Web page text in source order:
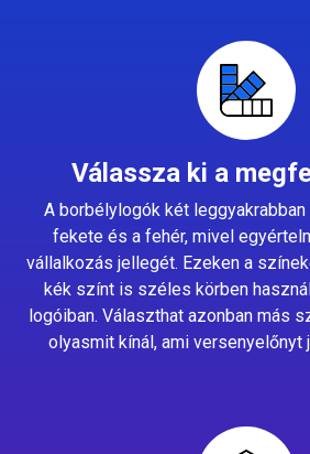
Válassza ki a
A borbélylogók két
fekete és a fehér, mivel
vállalkozás jellegét. Ezeken a
kék színt is széles körben
logóiban. Választhat azonban más
olyasmit kínál, ami versenyelőnyt